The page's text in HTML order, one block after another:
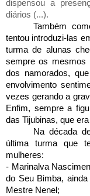
dispensou a
diários (...).
Também
tentou introduzi-las
turma de alunas
sempre os mesmos
dos namorados,
envolvimento
vezes gerando a
Enfim, sempre a
das Tijubinas, que
Na década
última turma que
mulheres:
- Marinalva
do Seu Bimba,
Mestre Nenel;